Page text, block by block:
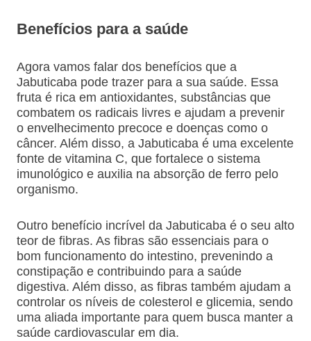
Benefícios para a saúde
Agora vamos falar dos benefícios que a
Jabuticaba pode trazer para a sua saúde. Essa
fruta é rica em antioxidantes, substâncias que
combatem os radicais livres e ajudam a prevenir
o envelhecimento precoce e doenças como o
câncer. Além disso, a Jabuticaba é uma excelente
fonte de vitamina C, que fortalece o sistema
imunológico e auxilia na absorção de ferro pelo
organismo.
Outro benefício incrível da Jabuticaba é o seu alto
teor de fibras. As fibras são essenciais para o
bom funcionamento do intestino, prevenindo a
constipação e contribuindo para a saúde
digestiva. Além disso, as fibras também ajudam a
controlar os níveis de colesterol e glicemia, sendo
uma aliada importante para quem busca manter a
saúde cardiovascular em dia.